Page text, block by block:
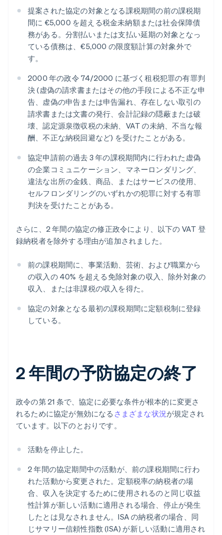
提案された協定の対象となる課税期間の前の課税期
間に €5,000 を超える税金未納額または社会保障債
務がある。分割払いまたは支払い延期の対象となっ
ている債務は、€5,000 の限度額計算の対象外で
す。
2000 年の政令 74/2000 に基づく租税犯罪の有罪判
決 (虚偽の請求書またはその他の手段による不正な申
告、虚偽の申告または申告漏れ、存在しない取引の
請求書または文書の発行、会計記録の隠蔽または破
壊、認定源泉徴収税の未納、VAT の未納、不当な報
酬、不正な納税回避など) を受けたことがある。
協定申請前の過去 3 年の課税期間内に行われた虚偽
の企業コミュニケーション、マネーロンダリング、
違法な出所の金銭、商品、またはサービスの使用、
セルフロンダリングのいずれかの犯罪に対する有罪
判決を受けたことがある。
さらに、2 年間の協定の修正政令により、以下の VAT 登
録納税者を除外する理由が追加されました。
前の課税期間に、事業活動、芸術、および職業から
の収入の 40% を超える免除対象の収入、除外対象の
収入、または非課税の収入を得た。
協定の対象となる最初の課税期間に定額税制に登録
している。
2 年間の予防協定の終了
政令の第 21 条で、協定に必要な条件が根本的に変更さ
れるために協定が無効になる さまざまな状況が規定され
ています。以下のとおりです。
活動を停止した。
2 年間の協定期間中の活動が、前の課税期間に行わ
れた活動から変更された。定額税率の納税者の場
合、収入を決定するために使用されるのと同じ収益
性計算が新しい活動に適用される場合、停止が発生
したとは見なされません。ISA の納税者の場合、同
じサマリー信頼性指数 (ISA) が新しい活動に適用され